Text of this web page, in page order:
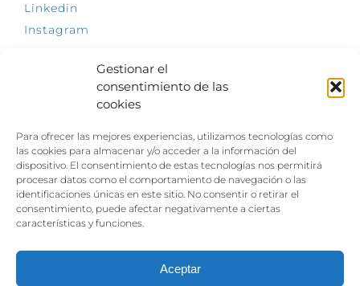
Gestionar el
consentimiento de las
cookies
Para ofrecer las mejores experiencias, utilizamos tecnologías como
las cookies para almacenar y/o acceder a la información del
dispositivo. El consentimiento de estas tecnologías nos permitirá
procesar datos como el comportamiento de navegación o las
identificaciones únicas en este sitio. No consentir o retirar el
consentimiento, puede afectar negativamente a ciertas
características y funciones.
Aceptar
Linkedin
Instagram
El empleo, la gran llave para una vida
independiente: Fundación Dfa reclama un
impulso decidido a la inclusión laboral de las
personas con discapacidad
Clown, circo y magia: el Jardín de las Artes
de julio con su segundo “Festival